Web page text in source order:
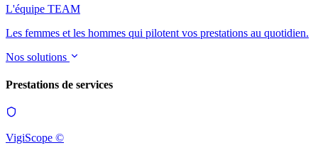
L'équipe TEAM
Les femmes et les hommes qui pilotent vos prestations au quotidien.
Nos solutions
Prestations de services
VigiScope ©